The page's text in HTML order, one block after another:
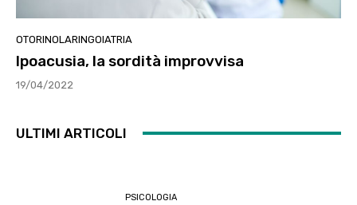
OTORINOLARINGOIATRIA
Ipoacusia, la sordità improvvisa
19/04/2022
ULTIMI ARTICOLI
PSICOLOGIA